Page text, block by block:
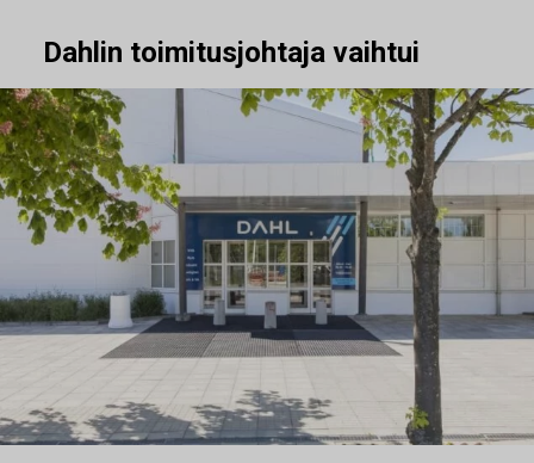
Dahlin toimitusjohtaja vaihtui